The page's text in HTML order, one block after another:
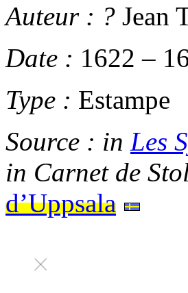
Auteur : ? Jean
Date : 1622–
Type : Estampe
Source : in Les
in Carnet de
d’Uppsala